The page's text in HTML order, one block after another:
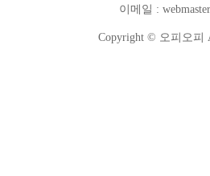
이메일 :
Copyright © 오피오피